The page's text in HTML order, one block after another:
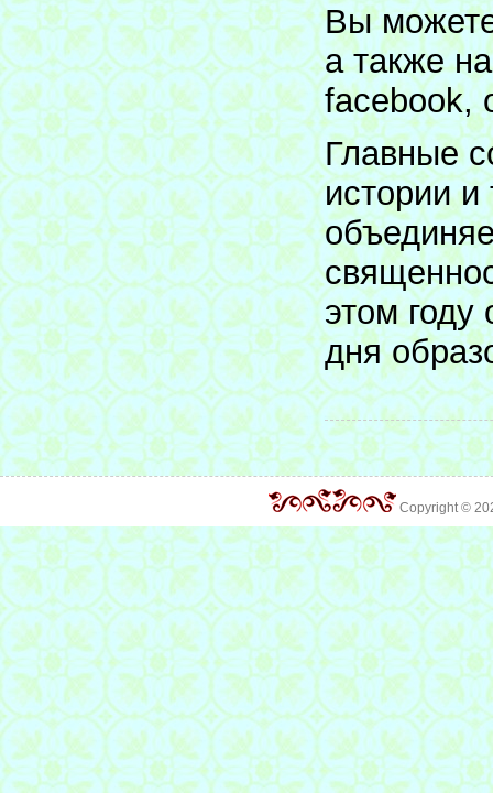
Вы
а также
facebook,
Главные
истории и
этом
дня
Copyright ©